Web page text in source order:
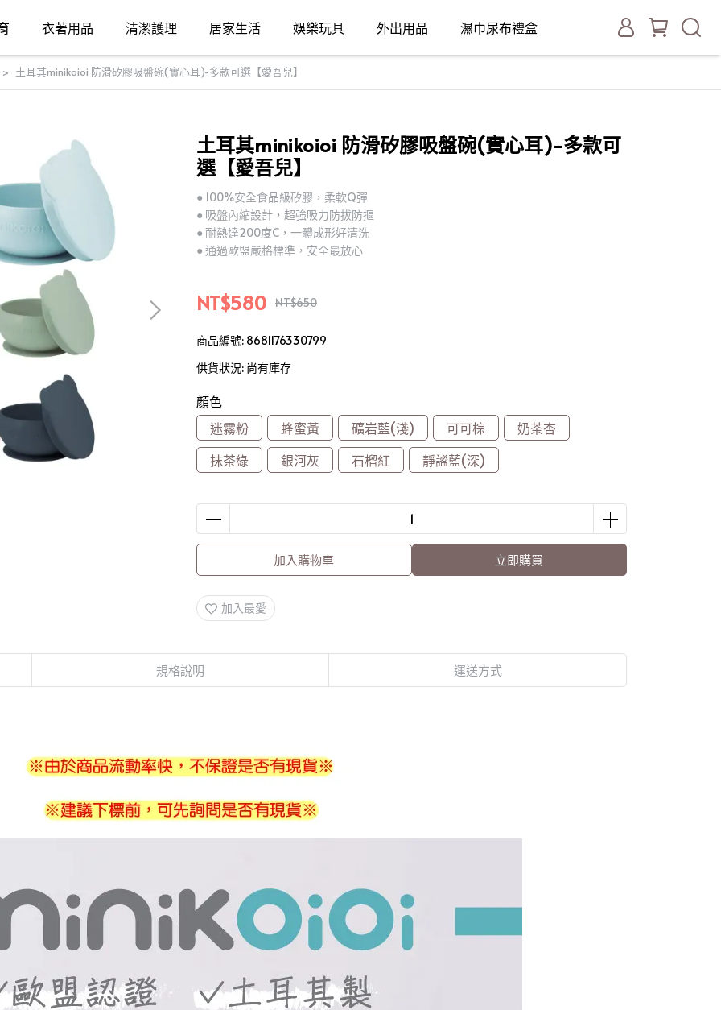
衣著用品 清潔護理 居家生活 娛樂玩具 外出用品 濕巾尿布禮盒
土耳其minikoioi 防滑矽膠吸盤碗(實心耳)-多款可選【愛吾兒】
土耳其minikoioi 防滑矽膠吸盤碗(實心耳)-多款可
選【愛吾兒】
● 100%安全食品級矽膠，柔軟Q彈
● 吸盤內縮設計，超強吸力防拔防摳
● 耐熱達200度C，一體成形好清洗
● 通過歐盟嚴格標準，安全最放心
NT$580 NT$650
商品編號: 8681176330799
供貨狀況: 尚有庫存
顏色
迷霧粉
蜂蜜黃 礦岩藍(淺) 可可棕
奶茶杏
抹茶綠
銀河灰 石榴紅 靜謐藍(深)
加入購物車 立即購買
加入最愛
規格說明 運送方式